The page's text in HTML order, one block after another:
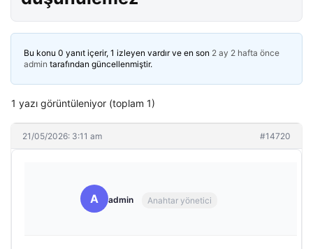
Bu konu 0 yanıt içerir, 1 izleyen vardır ve en son 2 ay 2 hafta önce
admin tarafından güncellenmiştir.
1 yazı görüntüleniyor (toplam 1)
21/05/2026: 3:11 am #14720
A admin Anahtar yönetici